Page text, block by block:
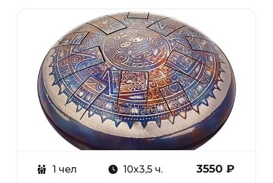
1 чел 10х3,5 ч. 3550 ₽